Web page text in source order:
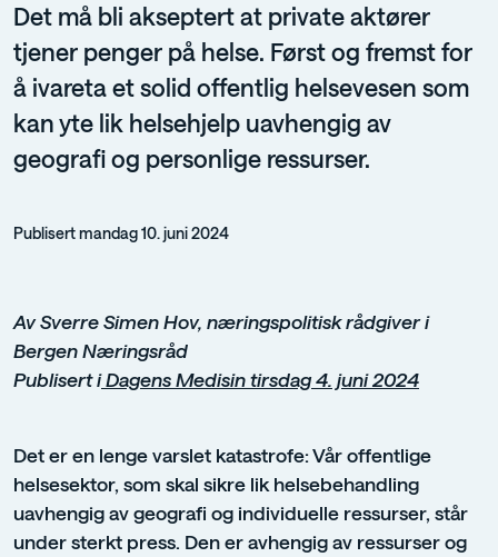
Det må bli akseptert at private aktører
tjener penger på helse. Først og fremst for
å ivareta et solid offentlig helsevesen som
kan yte lik helsehjelp uavhengig av
geografi og personlige ressurser.
Publisert mandag 10. juni 2024
Av Sverre Simen Hov, næringspolitisk rådgiver i
Bergen Næringsråd
Publisert iDagens Medisin tirsdag 4. juni 2024
Det er en lenge varslet katastrofe: Vår offentlige
helsesektor, som skal sikre lik helsebehandling
uavhengig av geografi og individuelle ressurser, står
under sterkt press. Den er avhengig av ressurser og